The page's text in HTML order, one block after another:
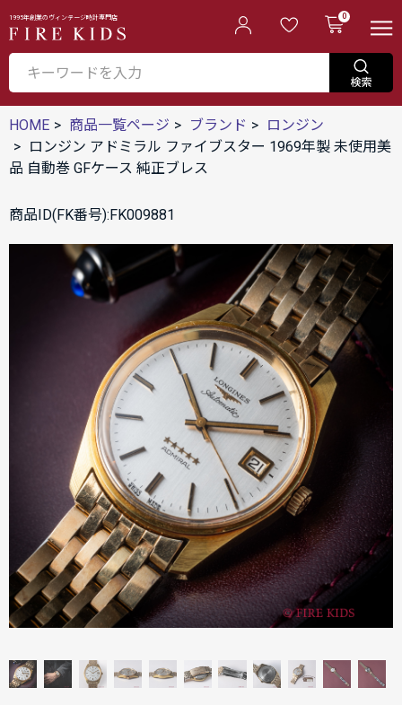
1995年創業のヴィンテージ時計専門店 0
HOME 商品一覧ページ ブランド
ロンジン
ロンジン アドミラル ファイブスター 1969年製 未使用美
品 自動巻 GFケース 純正ブレス
商品ID(FK番号):FK009881